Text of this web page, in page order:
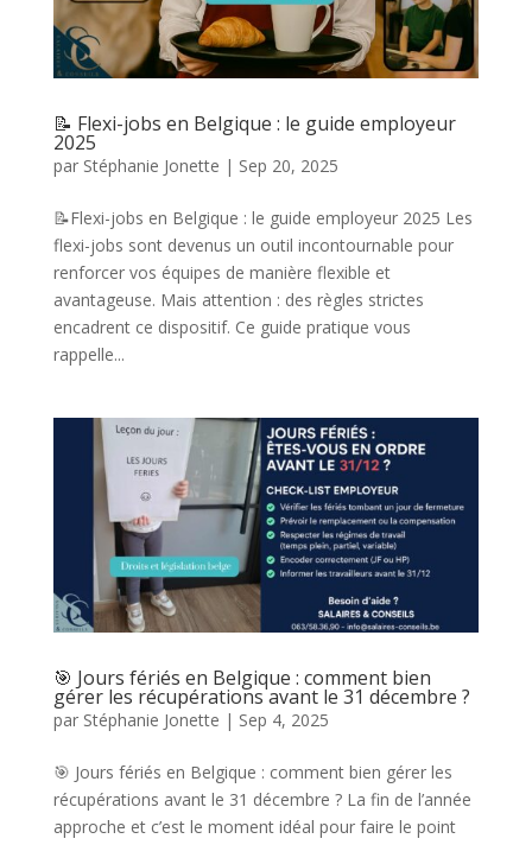
📝 Flexi-jobs en Belgique : le guide employeur
2025
par Stéphanie Jonette | Sep 20, 2025
📝Flexi-jobs en Belgique : le guide employeur 2025 Les
flexi-jobs sont devenus un outil incontournable pour
renforcer vos équipes de manière flexible et
avantageuse. Mais attention : des règles strictes
encadrent ce dispositif. Ce guide pratique vous
rappelle...
🎯 Jours fériés en Belgique : comment bien
gérer les récupérations avant le 31 décembre ?
par Stéphanie Jonette | Sep 4, 2025
🎯 Jours fériés en Belgique : comment bien gérer les
récupérations avant le 31 décembre ? La fin de l’année
approche et c’est le moment idéal pour faire le point